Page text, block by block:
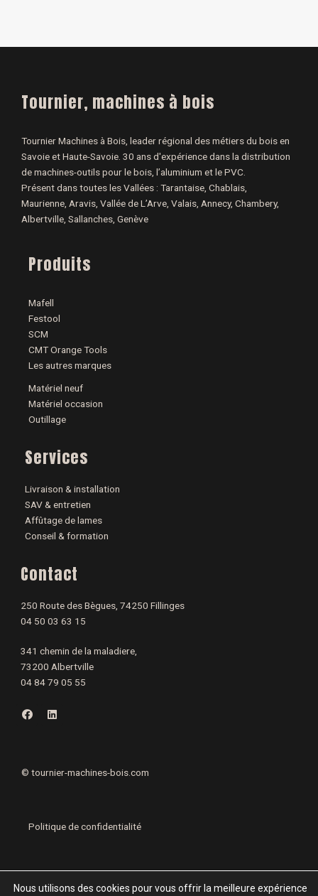
Tournier, machines à bois
Tournier Machines à Bois, leader régional des métiers du bois en
Savoie et Haute-Savoie. 30 ans d'expérience dans la distribution
de machines-outils pour le bois, l’aluminium et le PVC.
Présent dans toutes les Vallées : Tarantaise, Chablais,
Maurienne, Aravis, Vallée de L’Arve, Valais, Annecy, Chambery,
Albertville, Sallanches, Genève
Produits
Mafell
Festool
SCM
CMT Orange Tools
Les autres marques
Matériel neuf
Matériel occasion
Outillage
Services
Livraison & installation
SAV & entretien
Affûtage de lames
Conseil & formation
Contact
250 Route des Bègues, 74250 Fillinges
04 50 03 63 15
341 chemin de la maladiere,
73200 Albertville
04 84 79 05 55
F
a
o
L
i
i
© tournier-machines-bois.com
Politique de confidentialité
Nous utilisons des cookies pour vous offrir la meilleure expérience